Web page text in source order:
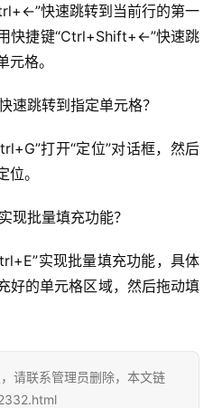
快速跳转到当前行的第一
快捷键“Ctrl+Shift+←”快速跳
格。
速跳转到指定单元格？
打开“定位”对话框，然后
。
现批量填充功能？
实现批量填充功能，具体
好的单元格区域，然后拖动填
请联系管理员删除，本文链